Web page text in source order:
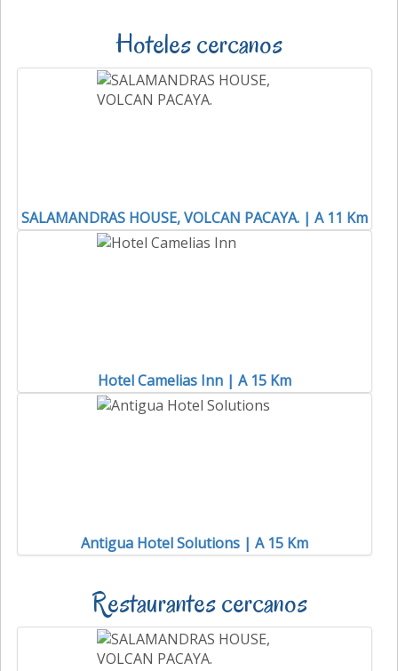
Hoteles cercanos
SALAMANDRAS HOUSE, VOLCAN PACAYA. | A 11 Km
Hotel Camelias Inn | A 15 Km
Antigua Hotel Solutions | A 15 Km
Restaurantes cercanos